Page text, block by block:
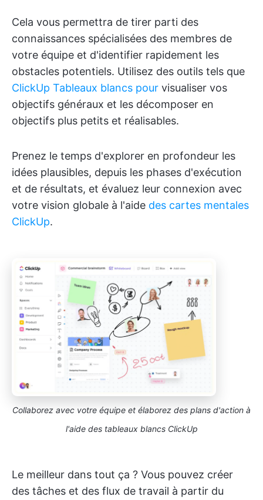
Cela vous permettra de tirer parti des
connaissances spécialisées des membres de
votre équipe et d'identifier rapidement les
obstacles potentiels. Utilisez des outils tels que
ClickUp Tableaux blancs pour visualiser vos
objectifs généraux et les décomposer en
objectifs plus petits et réalisables.
Prenez le temps d'explorer en profondeur les
idées plausibles, depuis les phases d'exécution
et de résultats, et évaluez leur connexion avec
votre vision globale à l'aide des cartes mentales
ClickUp.
Collaborez avec votre équipe et élaborez des plans d'action à
l'aide des tableaux blancs ClickUp
Le meilleur dans tout ça ? Vous pouvez créer
des tâches et des flux de travail à partir du